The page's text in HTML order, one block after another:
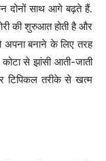
दोनों साथ आगे बढ़ते हैं.
की शुरुआत होती है और
अपना बनाने के लिए तरह
से झांसी आती-जाती
टिपि‍कल तरीके से खत्म